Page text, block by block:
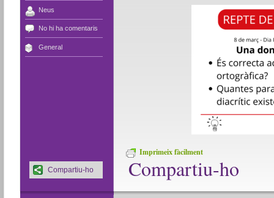
Neus
No hi ha comentaris
General
Imprimeix fàcilment
Compartiu-ho
Compartiu-ho